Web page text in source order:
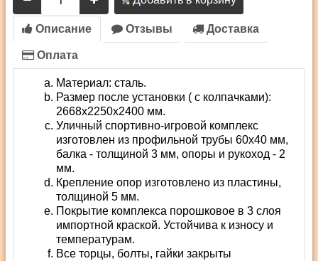
Описание Отзывы Доставка
Оплата
Материал: сталь.
Размер после установки ( с колпачками):
2668х2250х2400 мм.
Уличный спортивно-игровой комплекс
изготовлен из профильной трубы 60х40 мм,
балка - толщиной 3 мм, опоры и рукоход - 2
мм.
Крепление опор изготовлено из пластины,
толщиной 5 мм.
Покрытие комплекса порошковое в 3 слоя
импортной краской. Устойчива к износу и
температурам.
Все торцы, болты, гайки закрыты